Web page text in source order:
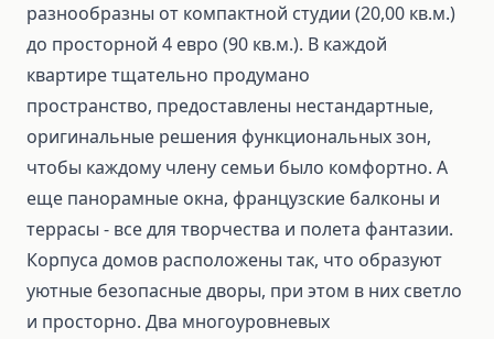
разнообразны от компактной студии (20,00 кв.м.)
до просторной 4 евро (90 кв.м.). В каждой
квартире тщательно продумано
пространство, предоставлены нестандартные,
оригинальные решения функциональных зон,
чтобы каждому члену семьи было комфортно. А
еще панорамные окна, французские балконы и
террасы - все для творчества и полета фантазии.
Корпуса домов расположены так, что образуют
уютные безопасные дворы, при этом в них светло
и просторно. Два многоуровневых